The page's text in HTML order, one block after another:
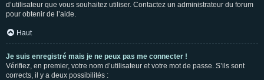
d’utilisateur que vous souhaitez utiliser. Contactez un administrateur du forum
pour obtenir de l’aide.
Haut
Je suis enregistré mais je ne peux pas me connecter !
Vérifiez, en premier, votre nom d’utilisateur et votre mot de passe. S’ils sont
corrects, il y a deux possibilités :